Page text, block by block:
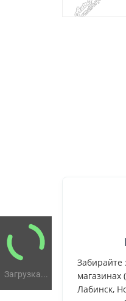
Загрузка...
Забирайте
магазинах
Лабинск,